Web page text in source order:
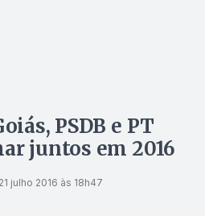
PSDB e PT
juntos em 2016
21 julho 2016 às 18h47